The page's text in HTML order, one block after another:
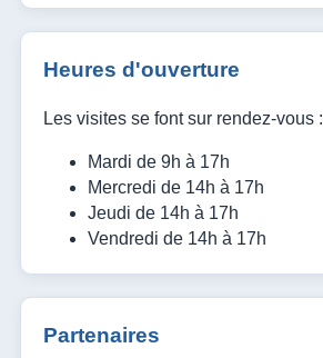
Heures d'ouverture
Les visites se font sur rendez-vous :
Mardi de 9h à 17h
Mercredi de 14h à 17h
Jeudi de 14h à 17h
Vendredi de 14h à 17h
Partenaires